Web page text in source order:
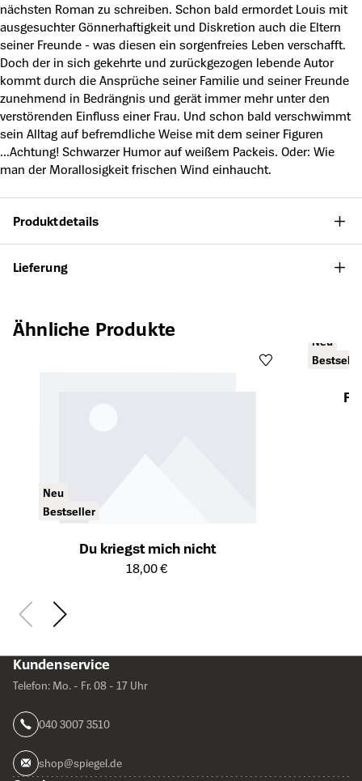
nächsten Roman zu schreiben. Schon bald ermordet Louis mit
ausgesuchter Gönnerhaftigkeit und Diskretion auch die Eltern
seiner Freunde - was diesen ein sorgenfreies Leben verschafft.
Doch der in sich gekehrte und zurückgezogen lebende Autor
kommt durch die Ansprüche seiner Familie und seiner Freunde
zunehmend in Bedrängnis und gerät immer mehr unter den
verstörenden Einfluss einer Frau. Und schon bald verschwimmt
sein Alltag auf befremdliche Weise mit dem seiner Figuren
...Achtung! Schwarzer Humor auf weißem Packeis. Oder: Wie
man der Morallosigkeit frischen Wind einhaucht.
Produktdetails
Lieferung
Produktgalerie überspringen
Ähnliche Produkte
Neu
Bestseller
Du kriegst mich nicht
Öffnet die Detailseite des Produkts
18,00 €
Neu
Kundenservice
Telefon: Mo. - Fr. 08 - 17 Uhr
040 3007 3510
shop@spiegel.de